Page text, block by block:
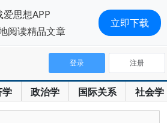
学 政治学 国际关系 社会学
登录 注册
爱思想APP
阅读精品文章
立即下载